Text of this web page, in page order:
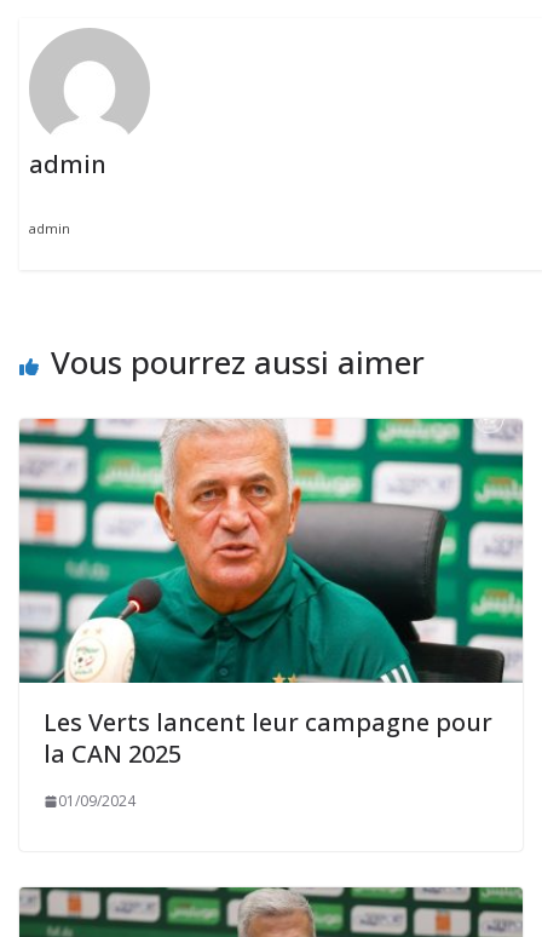
admin
admin
Vous pourrez aussi aimer
Les Verts lancent leur campagne pour
la CAN 2025
01/09/2024